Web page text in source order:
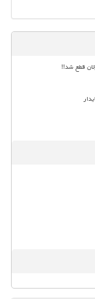
قطع شد!!